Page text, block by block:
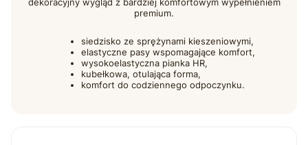
premium.
siedzisko ze sprężynami kieszeniowymi,
elastyczne pasy wspomagające komfort,
wysokoelastyczna pianka HR,
kubełkowa, otulająca forma,
komfort do codziennego odpoczynku.